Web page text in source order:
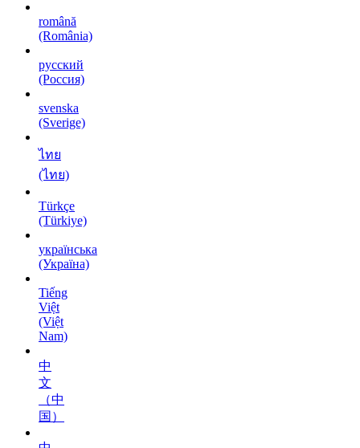
română
(România)
русский
(Россия)
svenska
(Sverige)
ไทย
(ไทย)
Türkçe
(Türkiye)
українська
(Україна)
Tiếng
Việt
(Việt
Nam)
中
文
（中
国）